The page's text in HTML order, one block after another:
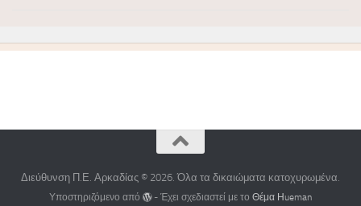
Διεύθυνση Π.Ε. Αρκαδίας © 2026. Όλα τα δικαιώματα κατοχυρωμένα.
Υποστηριζόμενο από - Έχει σχεδιαστεί με τοΘέμα Ηueman